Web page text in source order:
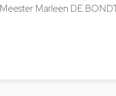
Meester Marleen DE